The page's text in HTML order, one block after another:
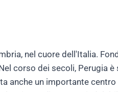
nel cuore dell'Italia.
corso dei secoli, Perugia
anche un importante